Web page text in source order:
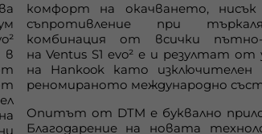
²
в
комфорт на окачването,
съпротивление при
комбинация от всички пътно-
на Ventus S1 evo² е и резултат от
на Hankookкато изключителен
реномираното международно
Опитът от DTM е буквално
Благодарение на новата